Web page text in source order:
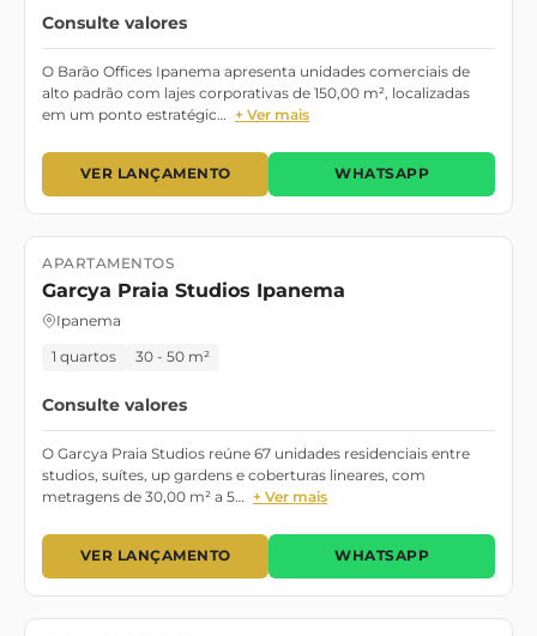
Consulte valores
O Barão Offices Ipanema apresenta unidades comerciais de
alto padrão com lajes corporativas de 150,00 m², localizadas
em um ponto estratégic… + Ver mais
VER LANÇAMENTO WHATSAPP
Lançamento
APARTAMENTOS
Garcya Praia Studios Ipanema
Ipanema
1 quartos 30 - 50 m²
Consulte valores
O Garcya Praia Studios reúne 67 unidades residenciais entre
studios, suítes, up gardens e coberturas lineares, com
metragens de 30,00 m² a 5… + Ver mais
VER LANÇAMENTO WHATSAPP